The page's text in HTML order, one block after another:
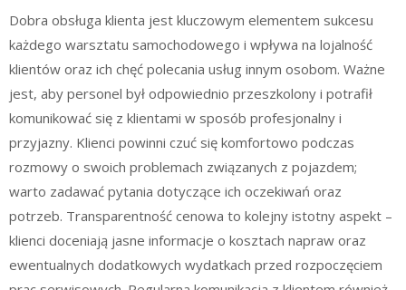
Dobra obsługa klienta jest kluczowym elementem sukcesu
każdego warsztatu samochodowego i wpływa na lojalność
klientów oraz ich chęć polecania usług innym osobom. Ważne
jest, aby personel był odpowiednio przeszkolony i potrafił
komunikować się z klientami w sposób profesjonalny i
przyjazny. Klienci powinni czuć się komfortowo podczas
rozmowy o swoich problemach związanych z pojazdem;
warto zadawać pytania dotyczące ich oczekiwań oraz
potrzeb. Transparentność cenowa to kolejny istotny aspekt –
klienci doceniają jasne informacje o kosztach napraw oraz
ewentualnych dodatkowych wydatkach przed rozpoczęciem